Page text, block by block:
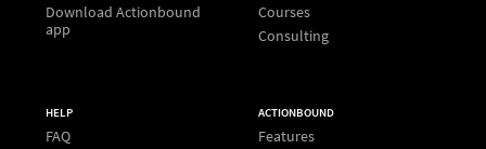
Download Actionbound
app
Courses
Consulting
HELP
FAQ
ACTIONBOUND
Features